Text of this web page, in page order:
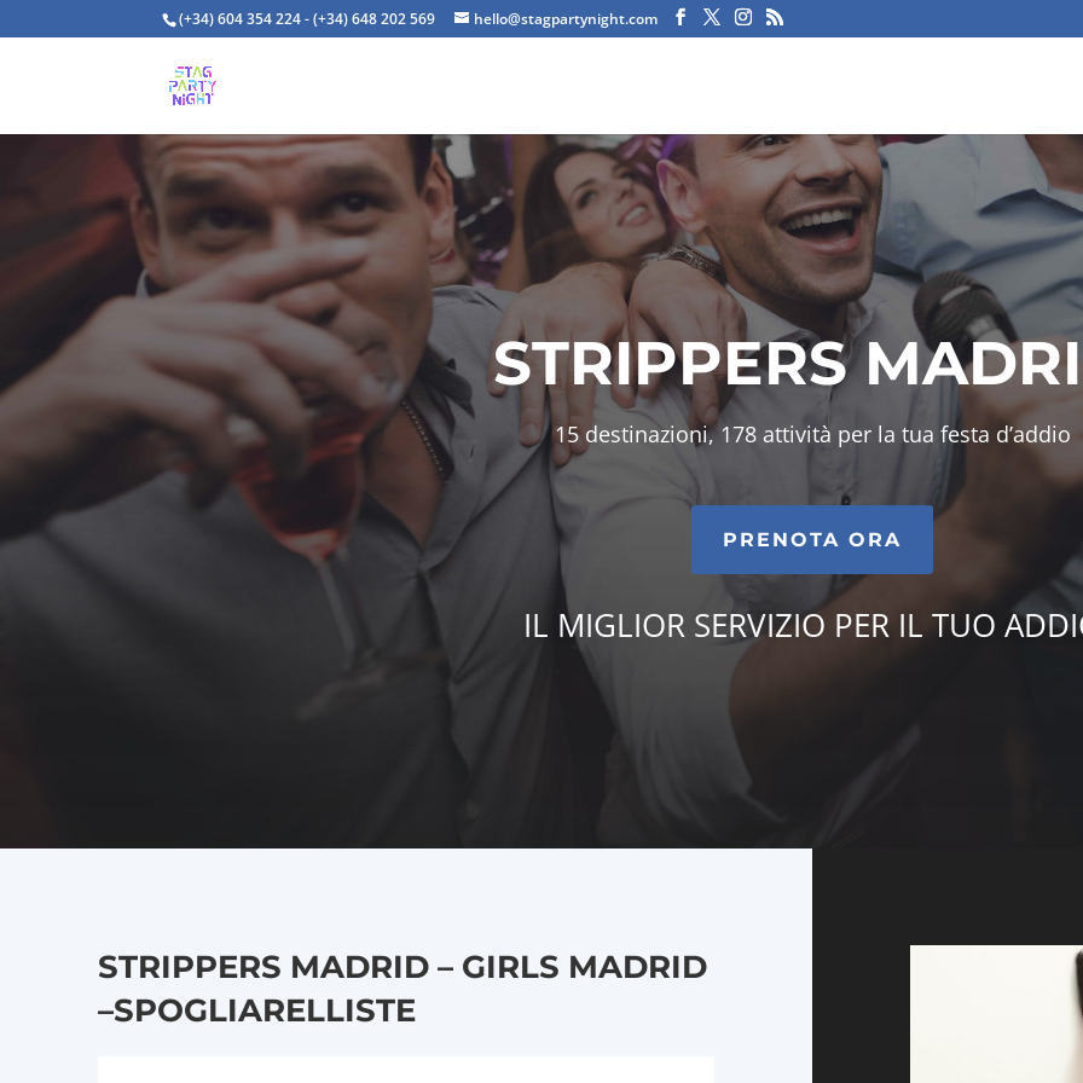
(+34) 604 354 224 - (+34) 648 202 569 hello@stagpartynight.com
STRIPPERS
15 destinazioni, 178 attività per la tua festa d’addio
PRENOTA ORA
IL MIGLIOR SERVIZIO PER IL TUO
STRIPPERS MADRID – GIRLS MADRID
–SPOGLIARELLISTE